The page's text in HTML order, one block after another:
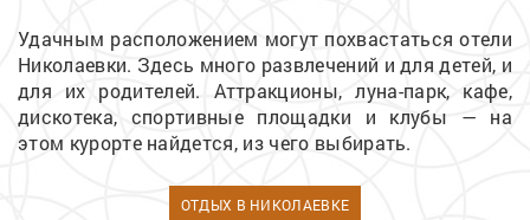
Удачным расположением могут похвастаться отели
Николаевки. Здесь много развлечений и для детей, и
для их родителей. Аттракционы, луна-парк, кафе,
дискотека, спортивные площадки и клубы — на
этом курорте найдется, из чего выбирать.
ОТДЫХ В НИКОЛАЕВКЕ